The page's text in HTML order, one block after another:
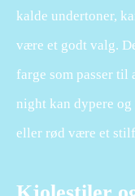
kalde undertoner,
være et godt valg.
farge som passer til
night kan dypere
eller rød være et